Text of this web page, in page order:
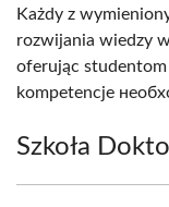
Każdy z
rozwijania wiedzy
oferując
kompetencje
Szkoła